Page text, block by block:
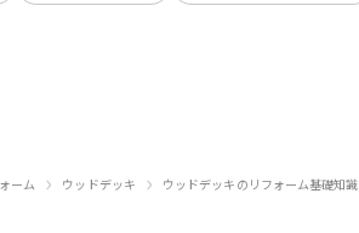
ーム › ウッドデッキ › ウッドデッキのリフォーム基礎知識